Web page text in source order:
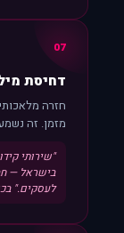
07
דחיסת
חזרה
מזמן. זה
"שירותי
בישראל —
לעסקים."